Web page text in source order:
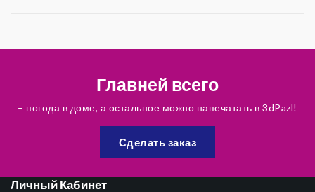
Главней всего
– погода в доме, а остальное можно напечатать в 3dPazl!
Сделать заказ
Личный Кабинет